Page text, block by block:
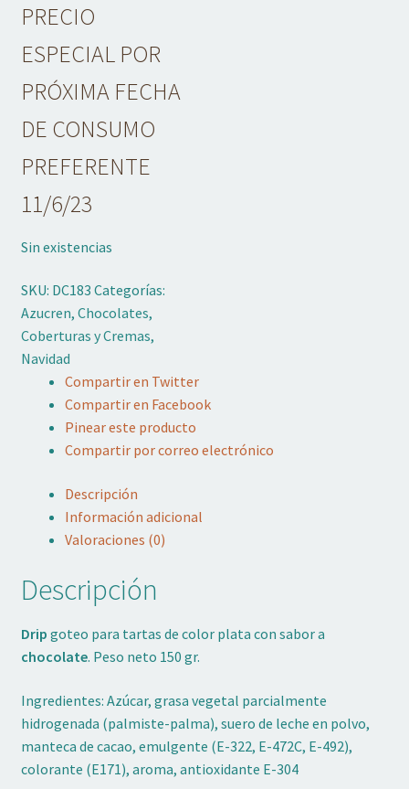
Mi cuenta
Lista de deseos
Blog de Repostería
PRECIO
ESPECIAL POR
PRÓXIMA FECHA
DE CONSUMO
PREFERENTE
11/6/23
Sin existencias
SKU: DC183 Categorías:
Azucren, Chocolates,
Coberturas y Cremas,
Navidad
Compartir en Twitter
Compartir en Facebook
Pinear este producto
Compartir por correo electrónico
Descripción
Información adicional
Valoraciones (0)
Descripción
Drip goteo para tartas de color plata con sabor a
chocolate. Peso neto 150 gr.
Ingredientes: Azúcar, grasa vegetal parcialmente
hidrogenada (palmiste-palma), suero de leche en polvo,
manteca de cacao, emulgente (E-322, E-472C, E-492),
colorante (E171), aroma, antioxidante E-304